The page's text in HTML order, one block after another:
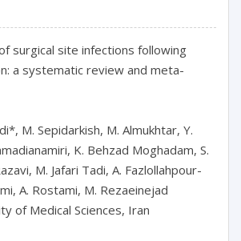
surgical site infections following
a systematic review and meta-
M. Sepidarkish, M. Almukhtar, Y.
K. Behzad Moghadam, S.
M. Jafari Tadi, A. Fazlollahpour-
A. Rostami, M. Rezaeinejad
of Medical Sciences, Iran